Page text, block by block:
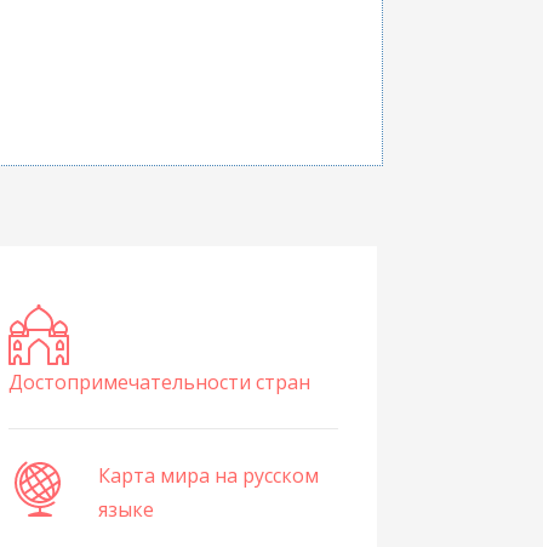
Достопримечательности стран
Карта мира на русском
языке